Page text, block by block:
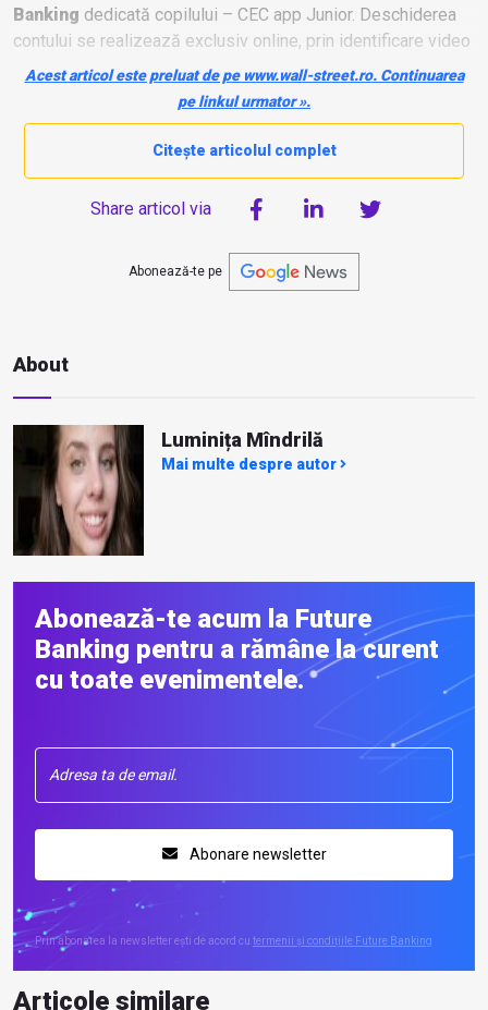
Banking dedicată copilului – CEC app Junior. Deschiderea
contului se realizează exclusiv online, prin identificare video
și semnare electronică, în prezența părintelui sau a tutorelui
legal, conform legislației în vigoare.
Acest articol este preluat de pe www.wall-street.ro. Continuarea
pe linkul urmator ».
Citește articolul complet
Share articol via
Abonează-te pe
About
Luminița Mîndrilă
Mai multe despre autor
Abonează-te acum la Future
Banking pentru a rămâne la curent
cu toate evenimentele.
Abonare newsletter
Prin abonarea la newsletter ești de acord cu termenii și condițiile Future Banking
Articole similare